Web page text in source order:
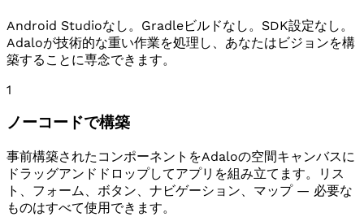
Android Studioなし。Gradleビルドなし。SDK設定なし。
Adaloが技術的な重い作業を処理し、あなたはビジョンを構
築することに専念できます。
1
ノーコードで構築
事前構築されたコンポーネントをAdaloの空間キャンバスに
ドラッグアンドドロップしてアプリを組み立てます。リス
ト、フォーム、ボタン、ナビゲーション、マップ — 必要な
ものはすべて使用できます。